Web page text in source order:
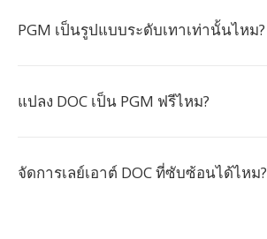
PGM เป็นรูปแบบระดับเทาเท่านั้นไหม?
แปลง DOC เป็น PGM ฟรีไหม?
จัดการเลย์เอาต์ DOC ที่ซับซ้อนได้ไหม?